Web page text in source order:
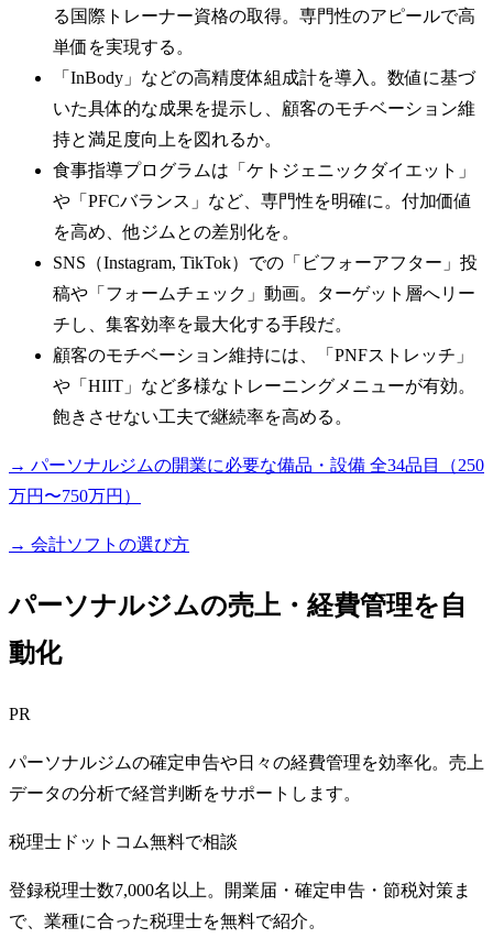
る国際トレーナー資格の取得。専門性のアピールで高
単価を実現する。
「InBody」などの高精度体組成計を導入。数値に基づ
いた具体的な成果を提示し、顧客のモチベーション維
持と満足度向上を図れるか。
食事指導プログラムは「ケトジェニックダイエット」
や「PFCバランス」など、専門性を明確に。付加価値
を高め、他ジムとの差別化を。
SNS（Instagram, TikTok）での「ビフォーアフター」投
稿や「フォームチェック」動画。ターゲット層へリー
チし、集客効率を最大化する手段だ。
顧客のモチベーション維持には、「PNFストレッチ」
や「HIIT」など多様なトレーニングメニューが有効。
飽きさせない工夫で継続率を高める。
→ パーソナルジムの開業に必要な備品・設備 全34品目（250
万円〜750万円）
→ 会計ソフトの選び方
パーソナルジムの売上・経費管理を自
動化
PR
パーソナルジムの確定申告や日々の経費管理を効率化。売上
データの分析で経営判断をサポートします。
税理士ドットコム無料で相談
登録税理士数7,000名以上。開業届・確定申告・節税対策ま
で、業種に合った税理士を無料で紹介。